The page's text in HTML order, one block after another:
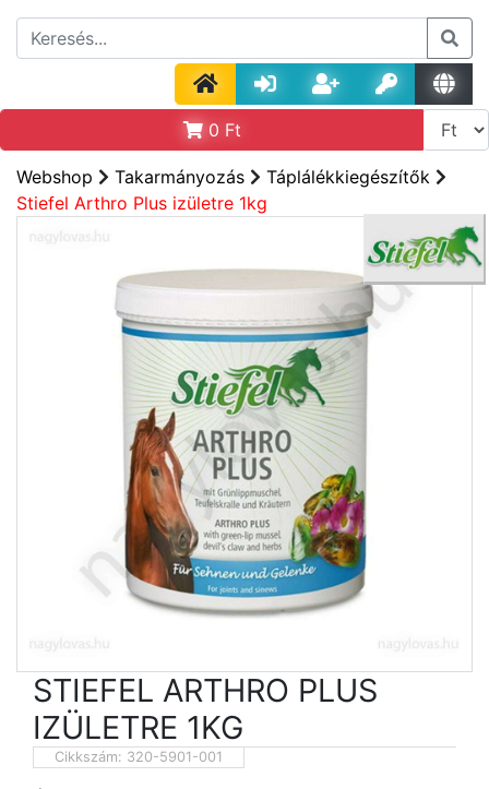
0 Ft
Webshop Takarmányozás
Táplálékkiegészítők
Stiefel Arthro Plus izületre 1kg
STIEFEL ARTHRO PLUS
IZÜLETRE 1KG
Cikkszám: 320-5901-001